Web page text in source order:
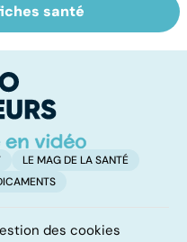
hiver,
temps de la
santé
LE MAG DE LA SANTÉ
des cookies